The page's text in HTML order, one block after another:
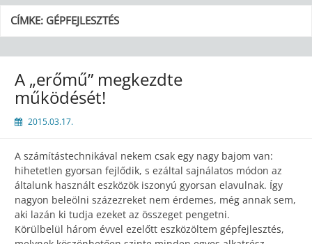
CÍMKE: GÉPFEJLESZTÉS
A „erőmű” megkezdte
működését!
2015.03.17.
A számítástechnikával nekem csak egy nagy bajom van:
hihetetlen gyorsan fejlődik, s ezáltal sajnálatos módon az
általunk használt eszközök iszonyú gyorsan elavulnak. Így
nagyon beleölni százezreket nem érdemes, még annak sem,
aki lazán ki tudja ezeket az összeget pengetni.
Körülbelül három évvel ezelőtt eszközöltem gépfejlesztés,